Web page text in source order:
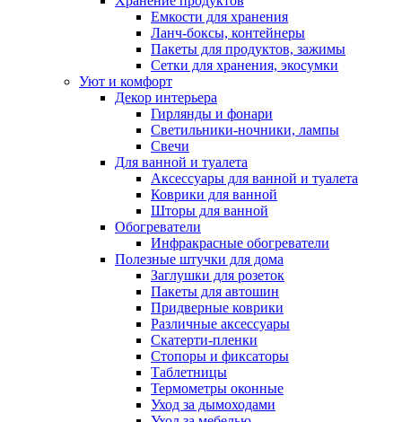
Емкости для хранения
Ланч-боксы, контейнеры
Пакеты для продуктов, зажимы
Сетки для хранения, экосумки
Уют и комфорт
Декор интерьера
Гирлянды и фонари
Светильники-ночники, лампы
Свечи
Для ванной и туалета
Аксессуары для ванной и туалета
Коврики для ванной
Шторы для ванной
Обогреватели
Инфракрасные обогреватели
Полезные штучки для дома
Заглушки для розеток
Пакеты для автошин
Придверные коврики
Различные аксессуары
Скатерти-пленки
Стопоры и фиксаторы
Таблетницы
Термометры оконные
Уход за дымоходами